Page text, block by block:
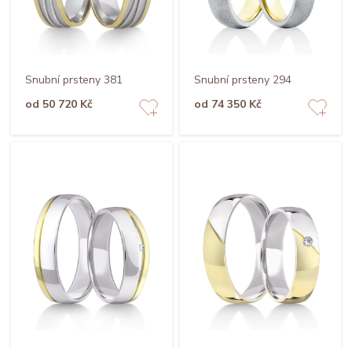
Snubní prsteny 381
od 50 720 Kč
Snubní prsteny 294
od 74 350 Kč